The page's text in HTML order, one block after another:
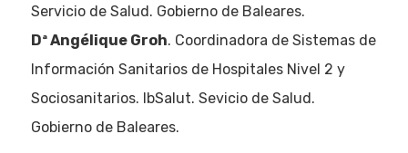
Servicio de Salud. Gobierno de Baleares.
Dª Angélique Groh. Coordinadora de Sistemas de
Información Sanitarios de Hospitales Nivel 2 y
Sociosanitarios. IbSalut. Sevicio de Salud.
Gobierno de Baleares.